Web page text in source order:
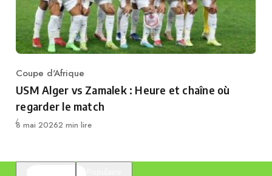
Category
Coupe d'Afrique
USM Alger vs Zamalek : Heure et chaîne où
regarder le match
Publié
8 mai 20262 min lire